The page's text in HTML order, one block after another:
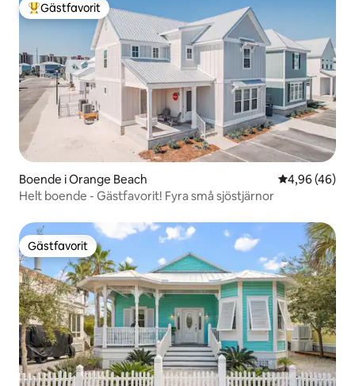
Populär gästfavorit
Gästfavorit
Boende i Orange Beach 4,96 av 5 i
4,96 (46)
Helt boende - Gästfavorit! Fyra små sjöstjärnor
Gästfavorit
Gästfavorit